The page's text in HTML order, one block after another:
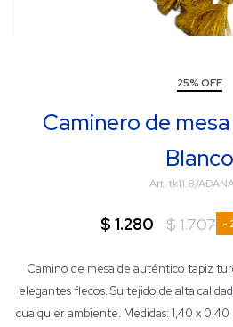
25% OFF
Caminero de
Blanco
tk11.8/
$ 1.280 $1.707
Camino de mesa de auténtico tapiz
elegantes flecos. Su tejido de alta
cualquier ambiente. Medidas: 1,40 x